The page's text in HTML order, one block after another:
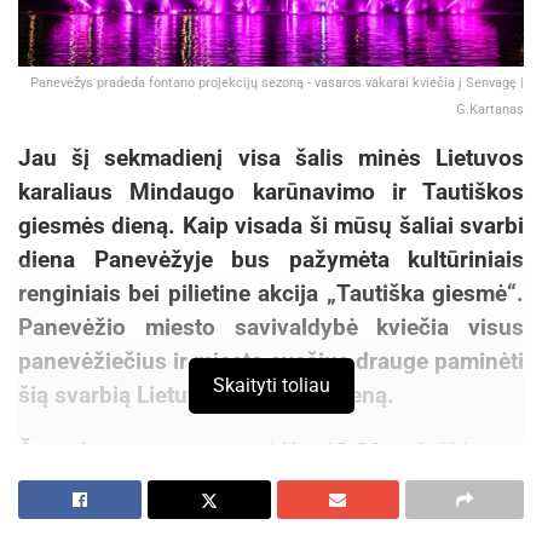
Panevėžys pradeda fontano projekcijų sezoną - vasaros vakarai kviečia į Senvagę |
G.Kartanas
Jau šį sekmadienį visa šalis minės Lietuvos
karaliaus Mindaugo karūnavimo ir Tautiškos
giesmės dieną. Kaip visada ši mūsų šaliai svarbi
diena Panevėžyje bus pažymėta kultūriniais
renginiais bei pilietine akcija „Tautiška giesmė“.
Panevėžio miesto savivaldybė kviečia visus
panevėžiečius ir miesto svečius drauge paminėti
šią svarbią Lietuvos valstybei dieną.
Šventės programa prasidės 10.30 val.
Kristaus
Karaliaus katedroje aukojamomis šv. Mišiomis,
po kurių 12 val. Laisvės aikštėje prie miesto
Skaityti toliau